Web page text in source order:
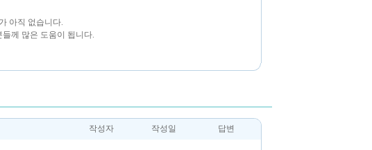
아직 없습니다.
께 많은 도움이 됩니다.
작성자 작성일 답변